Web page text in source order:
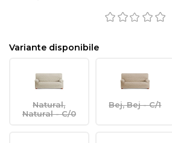
Variante disponibile
Natural,
Natural - C/0
Bej, Bej - C/1